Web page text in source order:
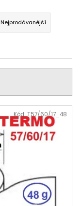
Nejprodávanější
Kód:T57/60/17_48